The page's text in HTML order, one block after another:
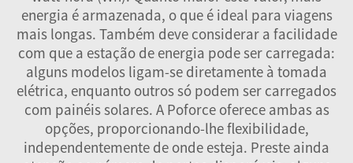
energia é armazenada, o que é ideal para viagens
mais longas. Também deve considerar a facilidade
com que a estação de energia pode ser carregada:
alguns modelos ligam-se diretamente à tomada
elétrica, enquanto outros só podem ser carregados
com painéis solares. A Poforce oferece ambas as
opções, proporcionando-lhe flexibilidade,
independentemente de onde esteja. Preste ainda